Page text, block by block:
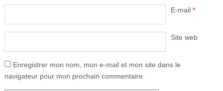
E-mail *
Site web
Enregistrer mon nom, mon e-mail et mon site dans le
navigateur pour mon prochain commentaire.